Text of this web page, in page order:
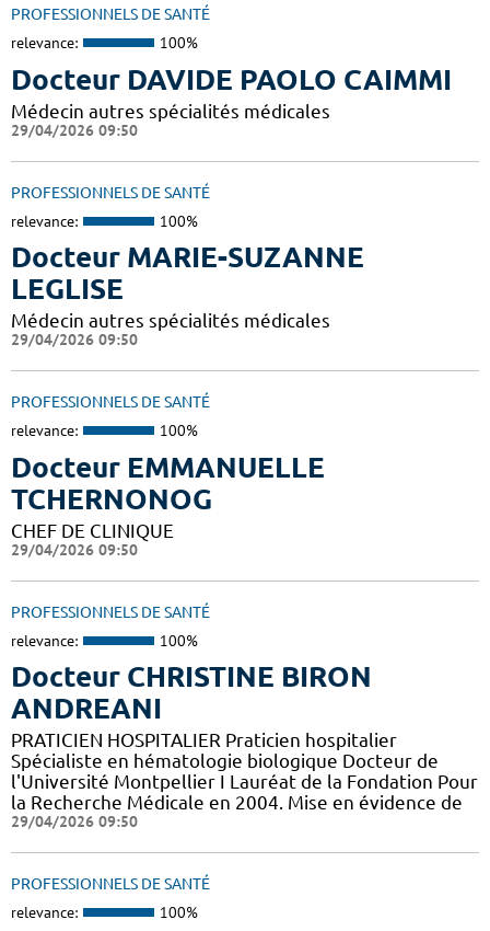
PROFESSIONNELS DE SANTÉ
relevance: 100%
Docteur DAVIDE PAOLO CAIMMI
Médecin autres spécialités médicales
29/04/2026 09:50
PROFESSIONNELS DE SANTÉ
relevance: 100%
Docteur MARIE-SUZANNE
LEGLISE
Médecin autres spécialités médicales
29/04/2026 09:50
PROFESSIONNELS DE SANTÉ
relevance: 100%
Docteur EMMANUELLE
TCHERNONOG
CHEF DE CLINIQUE
29/04/2026 09:50
PROFESSIONNELS DE SANTÉ
relevance: 100%
Docteur CHRISTINE BIRON
ANDREANI
PRATICIEN HOSPITALIER Praticien hospitalier
Spécialiste en hématologie biologique Docteur de
l'Université Montpellier I Lauréat de la Fondation Pour
la Recherche Médicale en 2004. Mise en évidence de
29/04/2026 09:50
PROFESSIONNELS DE SANTÉ
relevance: 100%